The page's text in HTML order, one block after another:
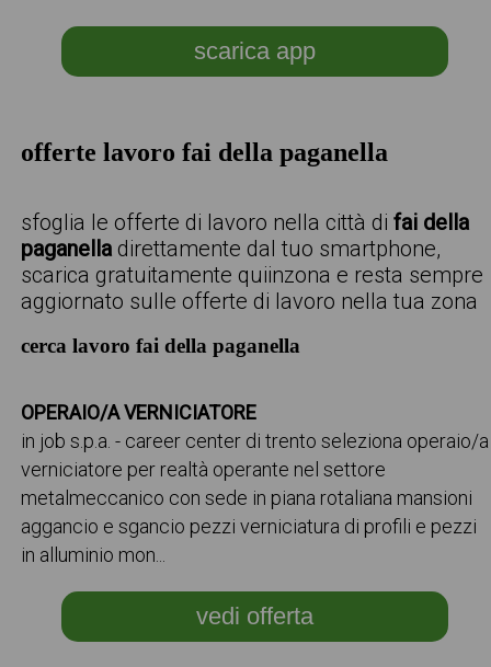
scarica app
offerte lavoro fai della paganella
sfoglia le offerte di lavoro nella città difai della
paganella direttamente dal tuo smartphone,
scarica gratuitamente quiinzona e resta sempre
aggiornato sulle offerte di lavoro nella tua zona
cerca lavoro fai della paganella
OPERAIO/A VERNICIATORE
in job s.p.a. - career center di trento seleziona operaio/a
verniciatore per realtà operante nel settore
metalmeccanico con sede in piana rotaliana mansioni
aggancio e sgancio pezzi verniciatura di profili e pezzi
in alluminio mon...
vedi offerta